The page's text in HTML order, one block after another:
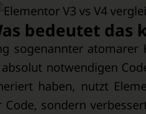
bedeutet das
sogenannter
notwendigen
haben, nutzt
sondern